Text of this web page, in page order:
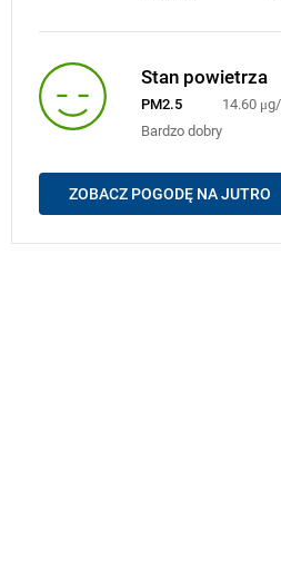
Stan powietrza
PM2.5
14.60
Bardzo dobry
ZOBACZ POGODĘ NA JUTRO